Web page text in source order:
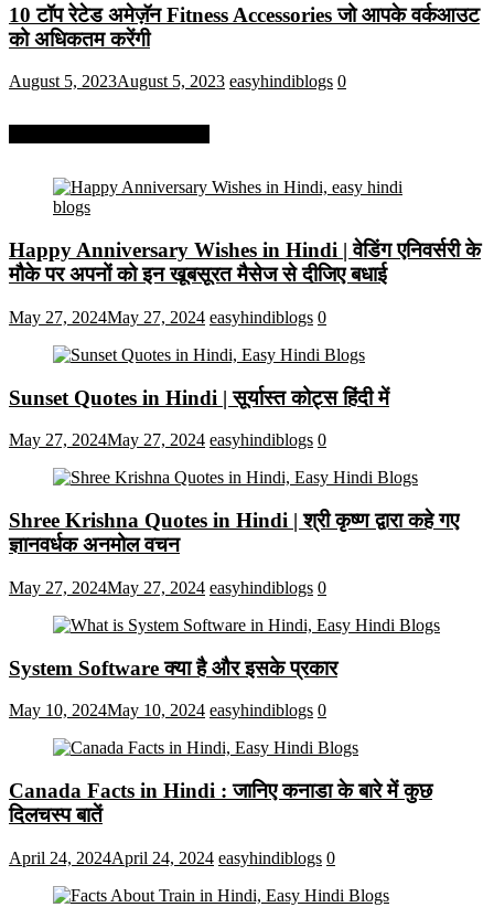
10 टॉप रेटेड अमेज़ॅन Fitness Accessories जो आपके वर्कआउट
को अधिकतम करेंगी
August 5, 2023August 5, 2023 easyhindiblogs 0
Happy Anniversary Wishes in Hindi | वेडिंग एनिवर्सरी के
मौके पर अपनों को इन खूबसूरत मैसेज से दीजिए बधाई
May 27, 2024May 27, 2024 easyhindiblogs 0
Sunset Quotes in Hindi | सूर्यास्त कोट्स हिंदी में
May 27, 2024May 27, 2024 easyhindiblogs 0
Shree Krishna Quotes in Hindi | श्री कृष्ण द्वारा कहे गए
ज्ञानवर्धक अनमोल वचन
May 27, 2024May 27, 2024 easyhindiblogs 0
System Software क्या है और इसके प्रकार
May 10, 2024May 10, 2024 easyhindiblogs 0
Canada Facts in Hindi : जानिए कनाडा के बारे में कुछ
दिलचस्प बातें
April 24, 2024April 24, 2024 easyhindiblogs 0